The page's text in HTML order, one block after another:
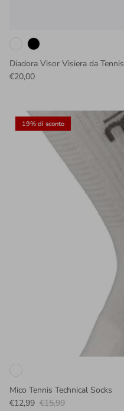
Diadora Visor Visiera da Tennis
€20,00
19% di sconto
Mico Tennis Technical Socks
€12,99 €15,99